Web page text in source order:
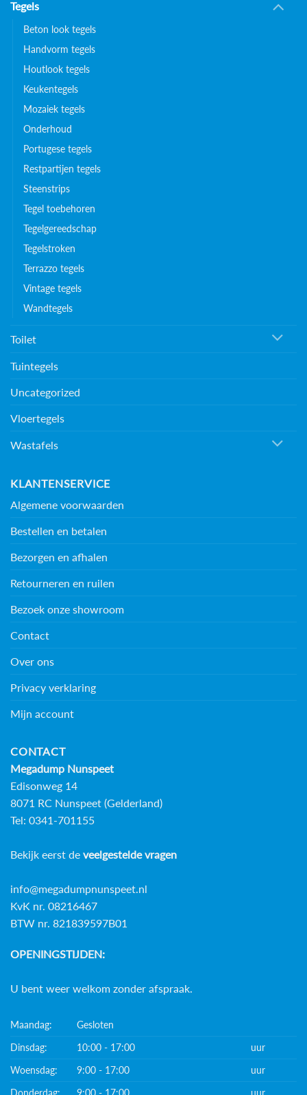
Tegels
Beton look tegels
Handvorm tegels
Houtlook tegels
Keukentegels
Mozaiek tegels
Onderhoud
Portugese tegels
Restpartijen tegels
Steenstrips
Tegel toebehoren
Tegelgereedschap
Tegelstroken
Terrazzo tegels
Vintage tegels
Wandtegels
Toilet
Tuintegels
Uncategorized
Vloertegels
Wastafels
KLANTENSERVICE
Algemene voorwaarden
Bestellen en betalen
Bezorgen en afhalen
Retourneren en ruilen
Bezoek onze showroom
Contact
Over ons
Privacy verklaring
Mijn account
CONTACT
Megadump Nunspeet
Edisonweg 14
8071 RC Nunspeet (Gelderland)
Tel: 0341-701155
Bekijk eerst de veelgestelde vragen
info@megadumpnunspeet.nl
KvK nr. 08216467
BTW nr. 821839597B01
OPENINGSTIJDEN:
U bent weer welkom zonder afspraak.
Maandag:
Gesloten
Dinsdag:
10:00 - 17:00
uur
Woensdag:
9:00 - 17:00
uur